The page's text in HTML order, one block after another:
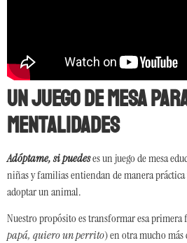
un juego de mesa
mentalidades
Adóptame, si puedeses un juego de mesa
niñas y familias entiendan de manera
adoptar un animal.
Nuestro propósito es transformar esa primera
papá, quiero un perrito) en otra mucho más